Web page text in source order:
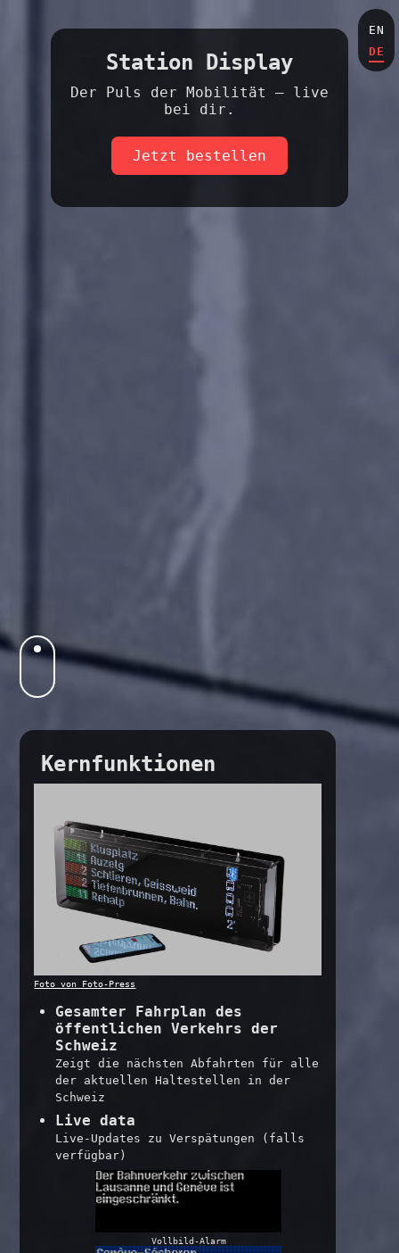
EN
DE
Station Display
Der Puls der Mobilität – live
bei dir.
Jetzt bestellen
Kernfunktionen
Foto von Foto-Press
Gesamter Fahrplan des
öffentlichen Verkehrs der
Schweiz
Zeigt die nächsten Abfahrten für alle
der aktuellen Haltestellen in der
Schweiz
Live data
Live-Updates zu Verspätungen (falls
verfügbar)
Vollbild-Alarm